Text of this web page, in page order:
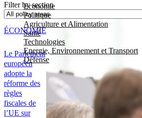
Economie
Politique
Agriculture et Alimentation
Santé
Technologies
Energie, Environnement et Transport
Défense
Filter by section
Le Parlement
européen
adopte la
réforme des
règles
fiscales de
l’UE sur
ÉCONOMIE